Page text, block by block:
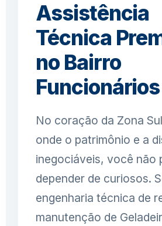
Assistência
Técnica
no Bairro
Funcionários
No coração da Zona
onde o patrimônio e a
inegociáveis, você não
depender de curiosos.
engenharia técnica de
manutenção de